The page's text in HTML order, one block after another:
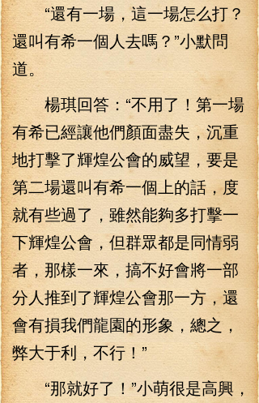
“還有一場，這一場怎么打？
還叫有希一個人去嗎？”小默問
道。
楊琪回答：“不用了！第一場
有希已經讓他們顏面盡失，沉重
地打擊了輝煌公會的威望，要是
第二場還叫有希一個上的話，度
就有些過了，雖然能夠多打擊一
下輝煌公會，但群眾都是同情弱
者，那樣一來，搞不好會將一部
分人推到了輝煌公會那一方，還
會有損我們龍園的形象，總之，
弊大于利，不行！”
“那就好了！”小萌很是高興，